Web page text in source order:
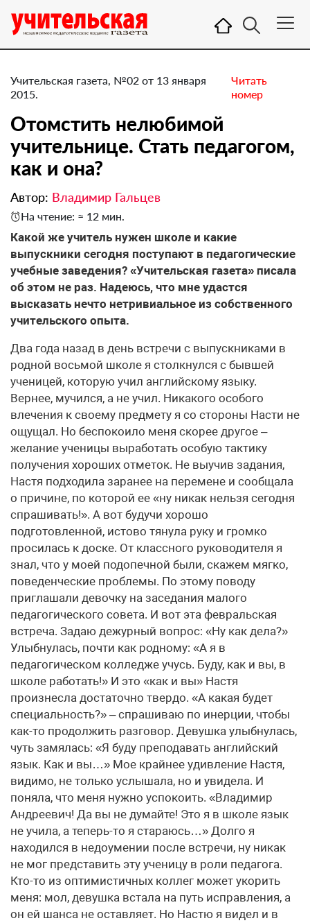
Учительская газета, №02 от 13 января
2015.
Читать
номер
Отомстить нелюбимой
учительнице. Стать педагогом,
как и она?
Автор: Владимир Гальцев
На чтение: ≈ 12 мин.
Какой же учитель нужен школе и какие
выпускники сегодня поступают в педагогические
учебные заведения? «Учительская газета» писала
об этом не раз. Надеюсь, что мне удастся
высказать нечто нетривиальное из собственного
учительского опыта.
Два года назад в день встречи с выпускниками в
родной восьмой школе я столкнулся с бывшей
ученицей, которую учил английскому языку.
Вернее, мучился, а не учил. Никакого особого
влечения к своему предмету я со стороны Насти не
ощущал. Но беспокоило меня скорее другое –
желание ученицы выработать особую тактику
получения хороших отметок. Не выучив задания,
Настя подходила заранее на перемене и сообщала
о причине, по которой ее «ну никак нельзя сегодня
спрашивать!». А вот будучи хорошо
подготовленной, истово тянула руку и громко
просилась к доске. От классного руководителя я
знал, что у моей подопечной были, скажем мягко,
поведенческие проблемы. По этому поводу
приглашали девочку на заседания малого
педагогического совета. И вот эта февральская
встреча. Задаю дежурный вопрос: «Ну как дела?»
Улыбнулась, почти как родному: «А я в
педагогическом колледже учусь. Буду, как и вы, в
школе работать!» И это «как и вы» Настя
произнесла достаточно твердо. «А какая будет
специальность?» – спрашиваю по инерции, чтобы
как-то продолжить разговор. Девушка улыбнулась,
чуть замялась: «Я буду преподавать английский
язык. Как и вы…» Мое крайнее удивление Настя,
видимо, не только услышала, но и увидела. И
поняла, что меня нужно успокоить. «Владимир
Андреевич! Да вы не думайте! Это я в школе язык
не учила, а теперь-то я стараюсь…» Долго я
находился в недоумении после встречи, ну никак
не мог представить эту ученицу в роли педагога.
Кто-то из оптимистичных коллег может укорить
меня: мол, девушка встала на путь исправления, а
он ей шанса не оставляет. Но Настю я видел и в